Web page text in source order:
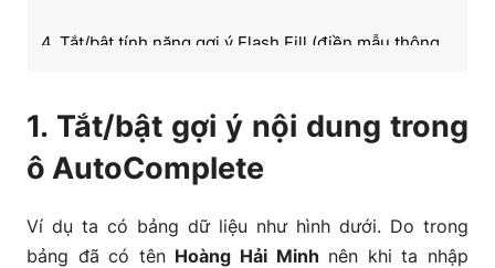
4. Tắt/bật tính năng gợi ý Flash Fill (điền mẫu thông
5. Cách bật/tắt tính năng AutoCorrect
1. Tắt/bật gợi ý nội dung trong
ô AutoComplete
Ví dụ ta có bảng dữ liệu như hình dưới. Do trong
bảng đã có tên Hoàng Hải Minh nên khi ta nhập